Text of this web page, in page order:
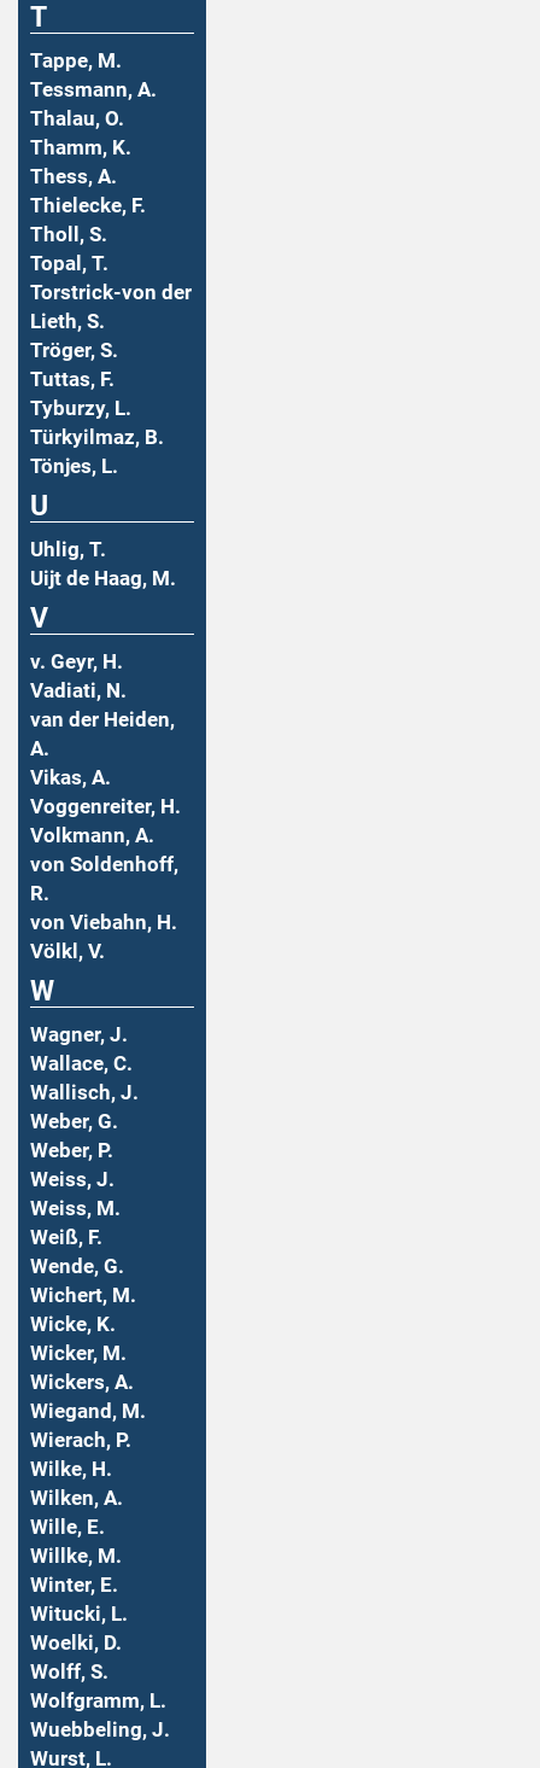
T
Tappe, M.
Tessmann, A.
Thalau, O.
Thamm, K.
Thess, A.
Thielecke, F.
Tholl, S.
Topal, T.
Torstrick-von der
Lieth, S.
Tröger, S.
Tuttas, F.
Tyburzy, L.
Türkyilmaz, B.
Tönjes, L.
U
Uhlig, T.
Uijt de Haag, M.
V
v. Geyr, H.
Vadiati, N.
van der Heiden,
A.
Vikas, A.
Voggenreiter, H.
Volkmann, A.
von Soldenhoff,
R.
von Viebahn, H.
Völkl, V.
W
Wagner, J.
Wallace, C.
Wallisch, J.
Weber, G.
Weber, P.
Weiss, J.
Weiss, M.
Weiß, F.
Wende, G.
Wichert, M.
Wicke, K.
Wicker, M.
Wickers, A.
Wiegand, M.
Wierach, P.
Wilke, H.
Wilken, A.
Wille, E.
Willke, M.
Winter, E.
Witucki, L.
Woelki, D.
Wolff, S.
Wolfgramm, L.
Wuebbeling, J.
Wurst, L.